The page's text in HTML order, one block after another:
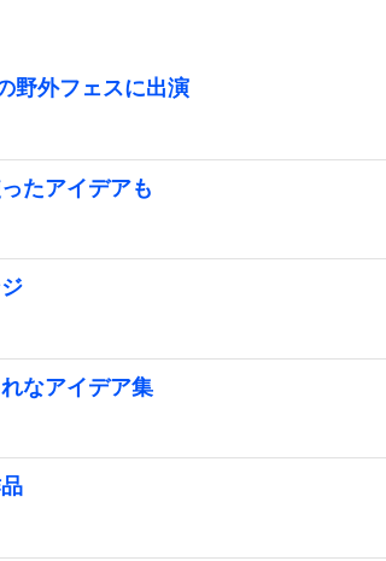
野外フェスに出演
たアイデアも
なアイデア集